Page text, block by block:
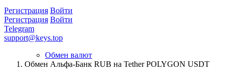
Регистрация Войти
Регистрация Войти
Telegram
support@keys.top
Обмен валют
Обмен Альфа-Банк RUB на Tether POLYGON USDT